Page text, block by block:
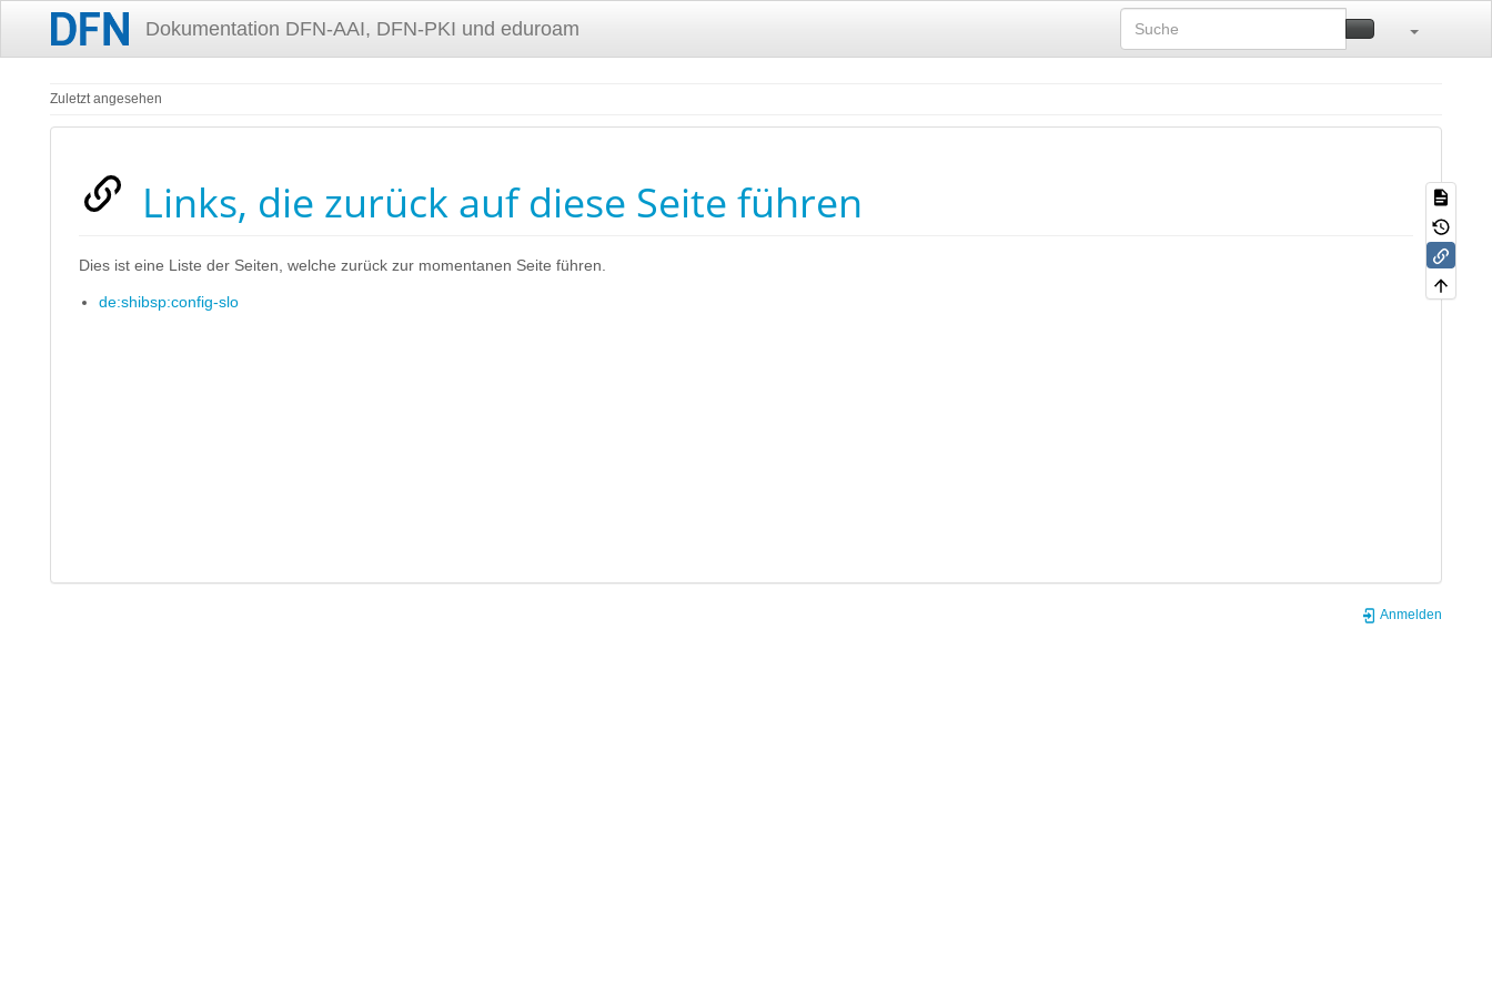
Dokumentation DFN-AAI, DFN-PKI und eduroam
Zuletzt angesehen
Links, die zurück auf diese Seite führen
Dies ist eine Liste der Seiten, welche zurück zur momentanen Seite führen.
de:shibsp:config-slo
Anmelden